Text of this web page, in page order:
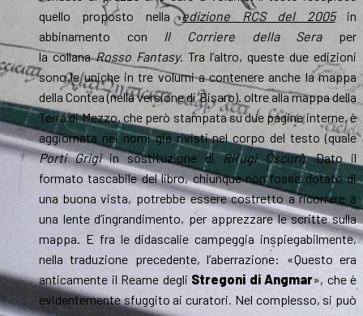
quello proposto nellaedizione RCS del 2005in
abbinamento con Il Corriere della Sera per
la collanaRosso Fantasy. Tra l’altro, queste due edizioni
sono le uniche in tre volumi a contenere anche la mappa
della Contea (nella versione di Bisaro). oltre alla mappa della
Terra di Mezzo, che però stampata su due pagine interne, è
aggiornata nei nomi già rivisti nel corpo del testo (quale
Porti Grigiin sostituzione diRifugi Oscuri). Dato il
formato tascabile del libro, chiunque non fosse dotato di
una buona vista, potrebbe essere costretto a ricorrere a
una lente d’ingrandimento, per apprezzare le scritte sulla
mappa. E fra le didascalie campeggia inspiegabilmente,
nella traduzione precedente, l’aberrazione: «Questo era
anticamente il Reame degli Stregoni di Angmar», che è
evidentemente sfuggito ai curatori. Nel complesso, si può